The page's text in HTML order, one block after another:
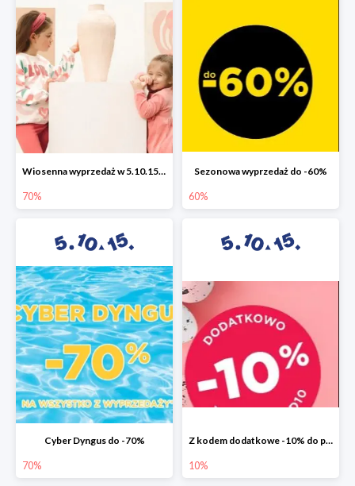
Wiosenna wyprzedaż w 5.10.15 do -70%
70%
Sezonowa wyprzedaż do -60%
60%
Cyber Dyngus do -70%
70%
Z kodem dodatkowe -10% do promocji -50%!
10%